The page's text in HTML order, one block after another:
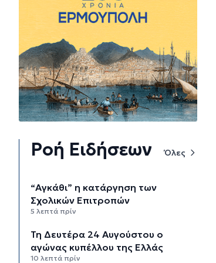
Ροή Ειδήσεων Όλες
“Αγκάθι” η κατάργηση των
Σχολικών Επιτροπών
5 λεπτά πρίν
Τη Δευτέρα 24 Αυγούστου ο
αγώνας κυπέλλου της Ελλάς
10 λεπτά πρίν